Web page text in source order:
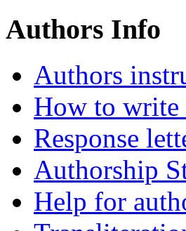
Authors Info
Authors
How to write
Response
Authorship
Help for